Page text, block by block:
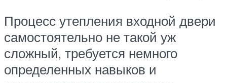
Процесс утепления входной двери
самостоятельно не такой уж
сложный, требуется немного
определенных навыков и